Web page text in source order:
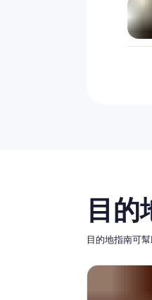
目的
目的地指南可